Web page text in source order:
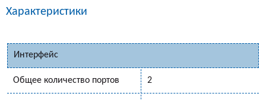
Характеристики
Интерфейс
Общее количество портов 2